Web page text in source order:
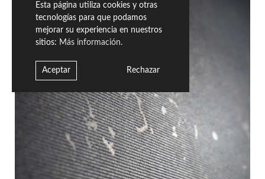
Esta página utiliza cookies y otras
tecnologías para que podamos
mejorar su experiencia en nuestros
sitios: Más información.
Aceptar Rechazar